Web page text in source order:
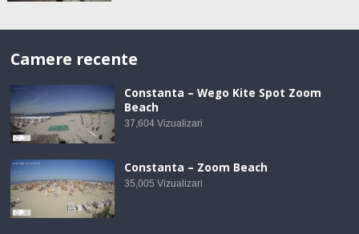
Camere recente
Constanta – Wego Kite Spot Zoom
Beach
37,604 Vizualizari
Constanta – Zoom Beach
35,005 Vizualizari